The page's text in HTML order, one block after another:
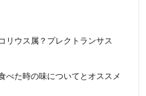
リウス属？プレクトランサス
べた時の味についてとオススメ